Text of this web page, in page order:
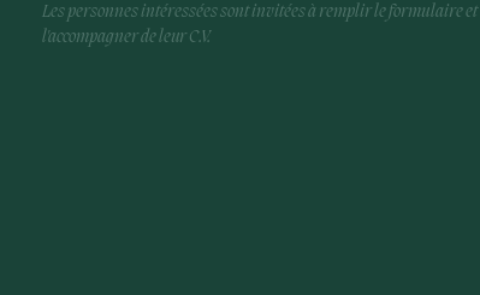
Les personnes intéressées sont invitées à remplir le formulaire et
l'accompagner de leur C.V.